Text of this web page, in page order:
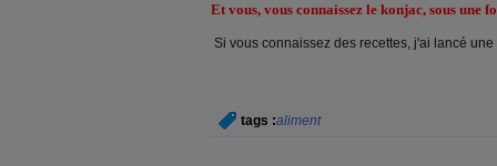
Et vous, vous connaissez le konjac, sous une
Si vous connaissez des recettes, j'ai lancé une
tags :aliment